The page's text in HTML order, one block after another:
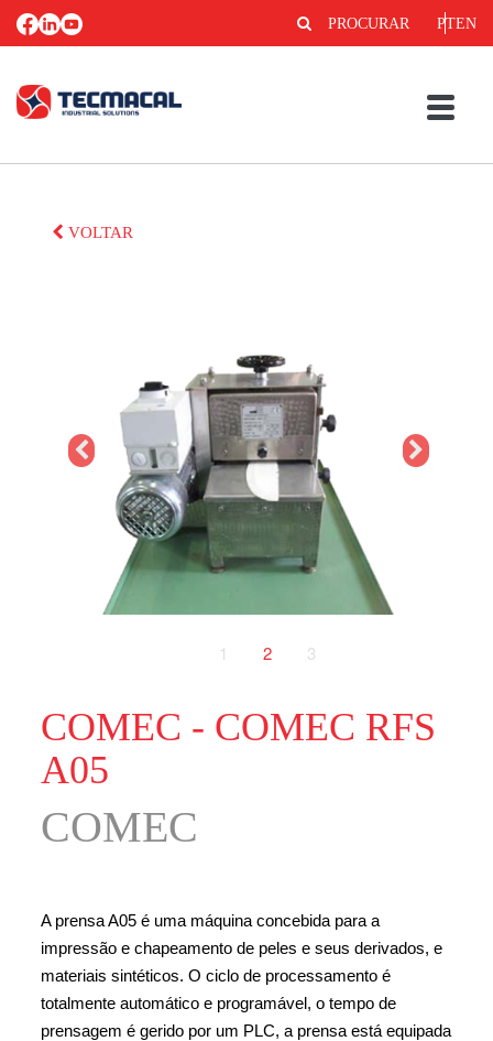
EN
PT
PROCURAR
VOLTAR
1 2 3
COMEC - COMEC RFS
A05
COMEC
A prensa A05 é uma máquina concebida para a
impressão e chapeamento de peles e seus derivados, e
materiais sintéticos. O ciclo de processamento é
totalmente automático e programável, o tempo de
prensagem é gerido por um PLC, a prensa está equipada